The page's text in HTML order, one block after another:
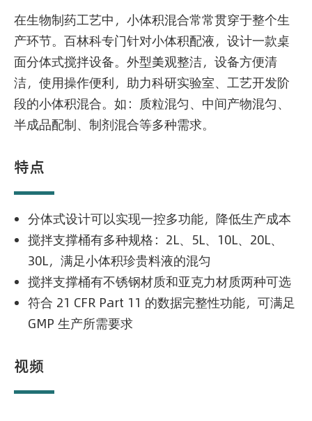
在生物制药工艺中，小体积混合常常贯穿于整个生
产环节。百林科专门针对小体积配液，设计一款桌
面分体式搅拌设备。外型美观整洁，设备方便清
洁，使用操作便利，助力科研实验室、工艺开发阶
段的小体积混合。如：质粒混匀、中间产物混匀、
半成品配制、制剂混合等多种需求。
特点
分体式设计可以实现一控多功能，降低生产成本
搅拌支撑桶有多种规格：2L、5L、10L、20L、
30L，满足小体积珍贵料液的混匀
搅拌支撑桶有不锈钢材质和亚克力材质两种可选
符合 21 CFR Part 11 的数据完整性功能，可满足
GMP 生产所需要求
视频